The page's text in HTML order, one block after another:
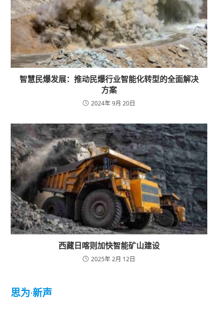
智慧民爆发展：推动民爆行业智能化转型的全面解决
方案
2024年 9月 20日
西藏日喀则加快智能矿山建设
2025年 2月 12日
思为·新声